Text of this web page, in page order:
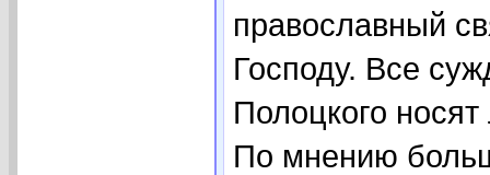
православный
Господу. Все
Полоцкого
По мнению